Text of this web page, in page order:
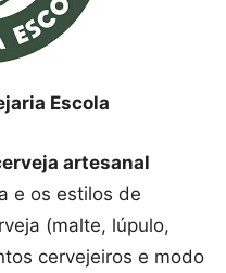
Escola
artesanal
e os estilos de
(malte, lúpulo,
cervejeiros e modo